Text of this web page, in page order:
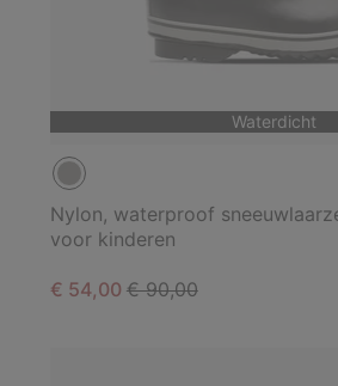
Waterdicht
Nylon, waterproof
voor kinderen
Sale price:
€ 54,00 Regular price:
€ 90,00